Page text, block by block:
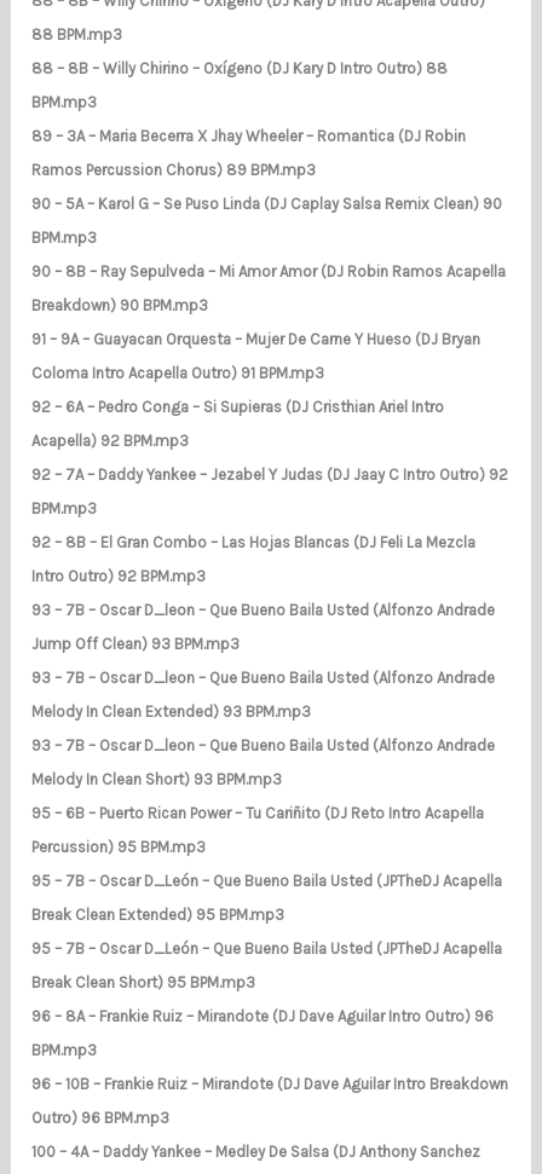
88 BPM.mp3
88 – 8B – Willy Chirino – Oxígeno (DJ Kary D Intro Outro) 88
BPM.mp3
89 – 3A – Maria Becerra X Jhay Wheeler – Romantica (DJ Robin
Ramos Percussion Chorus) 89 BPM.mp3
90 – 5A – Karol G – Se Puso Linda (DJ Caplay Salsa Remix Clean) 90
BPM.mp3
90 – 8B – Ray Sepulveda – Mi Amor Amor (DJ Robin Ramos Acapella
Breakdown) 90 BPM.mp3
91 – 9A – Guayacan Orquesta – Mujer De Carne Y Hueso (DJ Bryan
Coloma Intro Acapella Outro) 91 BPM.mp3
92 – 6A – Pedro Conga – Si Supieras (DJ Cristhian Ariel Intro
Acapella) 92 BPM.mp3
92 – 7A – Daddy Yankee – Jezabel Y Judas (DJ Jaay C Intro Outro) 92
BPM.mp3
92 – 8B – El Gran Combo – Las Hojas Blancas (DJ Feli La Mezcla
Intro Outro) 92 BPM.mp3
93 – 7B – Oscar D_leon – Que Bueno Baila Usted (Alfonzo Andrade
Jump Off Clean) 93 BPM.mp3
93 – 7B – Oscar D_leon – Que Bueno Baila Usted (Alfonzo Andrade
Melody In Clean Extended) 93 BPM.mp3
93 – 7B – Oscar D_leon – Que Bueno Baila Usted (Alfonzo Andrade
Melody In Clean Short) 93 BPM.mp3
95 – 6B – Puerto Rican Power – Tu Cariñito (DJ Reto Intro Acapella
Percussion) 95 BPM.mp3
95 – 7B – Oscar D_León – Que Bueno Baila Usted (JPTheDJ Acapella
Break Clean Extended) 95 BPM.mp3
95 – 7B – Oscar D_León – Que Bueno Baila Usted (JPTheDJ Acapella
Break Clean Short) 95 BPM.mp3
96 – 8A – Frankie Ruiz – Mirandote (DJ Dave Aguilar Intro Outro) 96
BPM.mp3
96 – 10B – Frankie Ruiz – Mirandote (DJ Dave Aguilar Intro Breakdown
Outro) 96 BPM.mp3
100 – 4A – Daddy Yankee – Medley De Salsa (DJ Anthony Sanchez